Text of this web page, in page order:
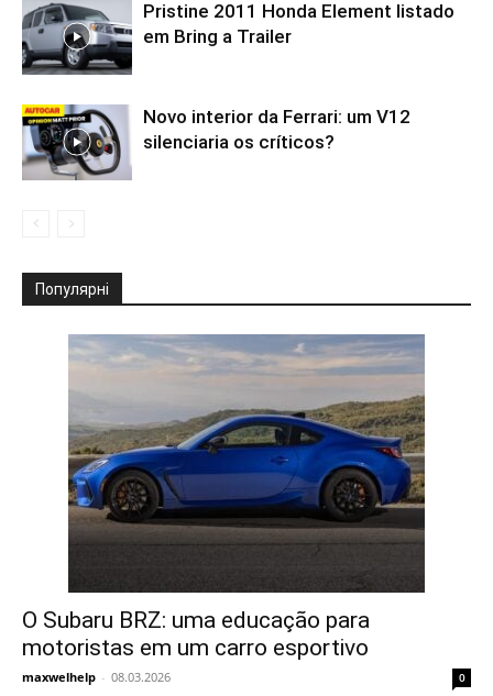
Pristine 2011 Honda Element listado
em Bring a Trailer
Novo interior da Ferrari: um V12
silenciaria os críticos?
Популярні
O Subaru BRZ: uma educação para
motoristas em um carro esportivo
maxwelhelp - 08.03.2026 0